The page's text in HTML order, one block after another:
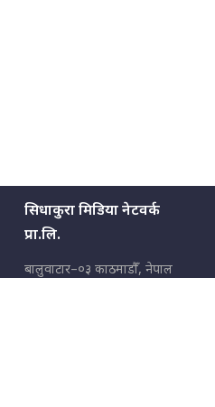
सिधाकुरा मिडिया नेटवर्क
प्रा.लि.
बालुवाटार–०३ काठमाडौँ, नेपाल